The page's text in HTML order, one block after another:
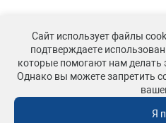
Сайт использует файлы
подтверждаете
которые помогают нам делать
Однако вы можете запретить
Я